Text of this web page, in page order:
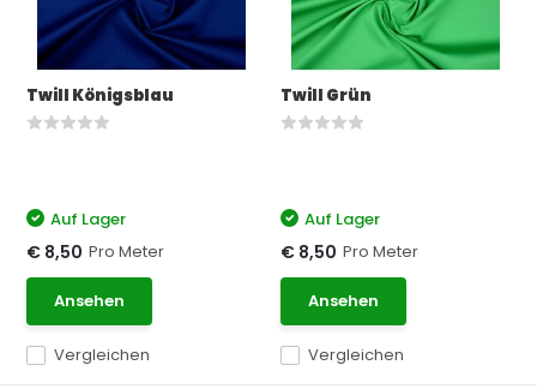
Twill Königsblau
Vergleichen
Auf Lager
€ 8,50 Pro Meter
Ansehen
Twill Grün
Vergleichen
Auf Lager
€ 8,50 Pro Meter
Ansehen